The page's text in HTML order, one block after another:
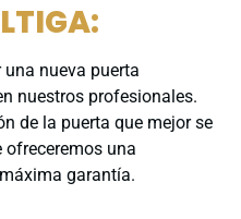
nueva puerta
nuestros profesionales.
de la puerta que mejor se
ofreceremos una
garantía.